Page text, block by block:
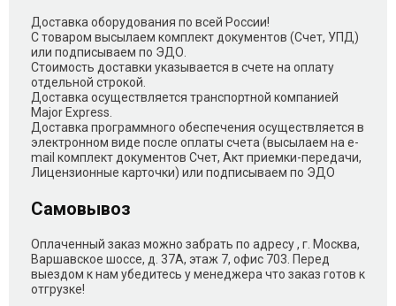
Доставка оборудования по всей России!
С товаром высылаем комплект документов (Счет, УПД)
или подписываем по ЭДО.
Стоимость доставки указывается в счете на оплату
отдельной строкой.
Доставка осуществляется транспортной компанией
Major Express.
Доставка программного обеспечения осуществляется в
электронном виде после оплаты счета (высылаем на e-
mail комплект документов Счет, Акт приемки-передачи,
Лицензионные карточки) или подписываем по ЭДО
Самовывоз
Оплаченный заказ можно забрать по адресу , г. Москва,
Варшавское шоссе, д. 37А, этаж 7, офис 703. Перед
выездом к нам убедитесь у менеджера что заказ готов к
отгрузке!